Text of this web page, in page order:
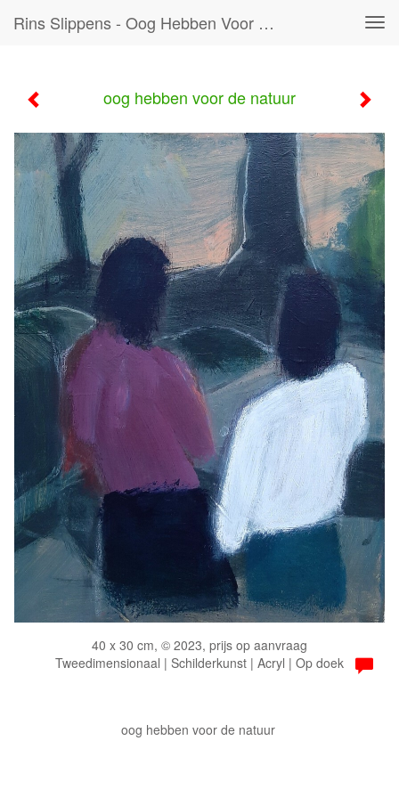
Rins Slippens - Oog Hebben Voor De Natuur
oog hebben voor de natuur
40 x 30 cm, © 2023, prijs op aanvraag
Tweedimensionaal | Schilderkunst | Acryl | Op doek
oog hebben voor de natuur